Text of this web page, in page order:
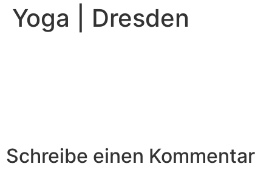
Yoga | Dresden
Schreibe einen Kommentar